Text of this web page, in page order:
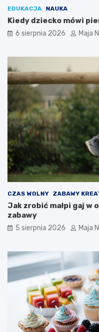
EDUKACJA NAUKA
Kiedy dziecko mówi
6 sierpnia 2026 Maja
CZAS WOLNY ZABAWY
Jak zrobić małpi gaj
zabawy
5 sierpnia 2026 Maja